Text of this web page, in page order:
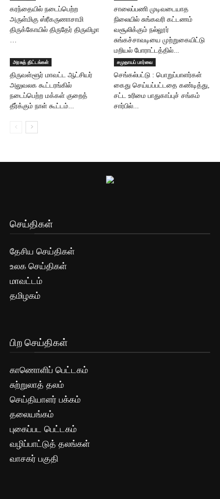
கரந்தையில் நடைப்பெற்ற
அருள்மிகு ஸ்ரீகருணாசாமி
திருக்கோயில் திருதேர் திருவிழா
…
சாலைப்பணி முடிவடையாத
நிலையில் சுங்கவரி கட்டணம்
வசூலிக்கும் நல்லூர்
சுங்கச்சாவடியை முற்றுகையிட்டு
மறியல் போராட்டத்தில்...
அரசுத் திட்டங்கள்
திருவள்ளூர் மாவட்ட ஆட்சியர்
அலுவலக கூட்டரங்கில்
நடைப்பெற்ற மக்கள் குறைத்
தீர்க்கும் நாள் கூட்டம்...
சமுதாயப் பார்வை
செங்கல்பட்டு : பொறுப்பாளர்கள்
கைது செய்யப்பட்டதை கண்டித்து,
சட்ட உரிமை பாதுகாப்புச் சங்கம்
சார்பில்...
செய்திகள்
தேசிய செய்திகள்
உலக செய்திகள்
மாவட்டம்
தமிழகம்
பிற செய்திகள்
காணொளிப் பெட்டகம்
சுற்றுலாத் தலம்
செய்தியாளர் பக்கம்
தலையங்கம்
புகைப்பட பெட்டகம்
வழிப்பாட்டுத் தலங்கள்
வாசகர் பகுதி